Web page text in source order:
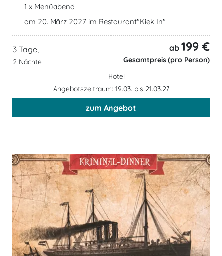
1 x Menüabend
am 20. März 2027 im Restaurant"Kiek In"
3 Tage,
2 Nächte
ab 199 €
Gesamtpreis (pro Person)
Hotel
Angebotszeitraum: 19.03. bis 21.03.27
zum Angebot